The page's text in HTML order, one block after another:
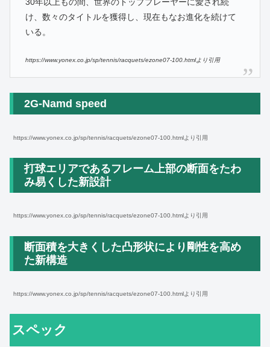
け、数々のタイトルを獲得し、現在もなお進化を続けて
いる。
https://www.yonex.co.jp/sp/tennis/racquets/ezone07-100.htmlより引用
2G-Namd speed
https://www.yonex.co.jp/sp/tennis/racquets/ezone07-100.htmlより引用
打球エリアであるフレーム上部の断面をたわ
み易くした新設計
https://www.yonex.co.jp/sp/tennis/racquets/ezone07-100.htmlより引用
断面積を大きくした凸形状により剛性を高め
た新構造
https://www.yonex.co.jp/sp/tennis/racquets/ezone07-100.htmlより引用
スペック